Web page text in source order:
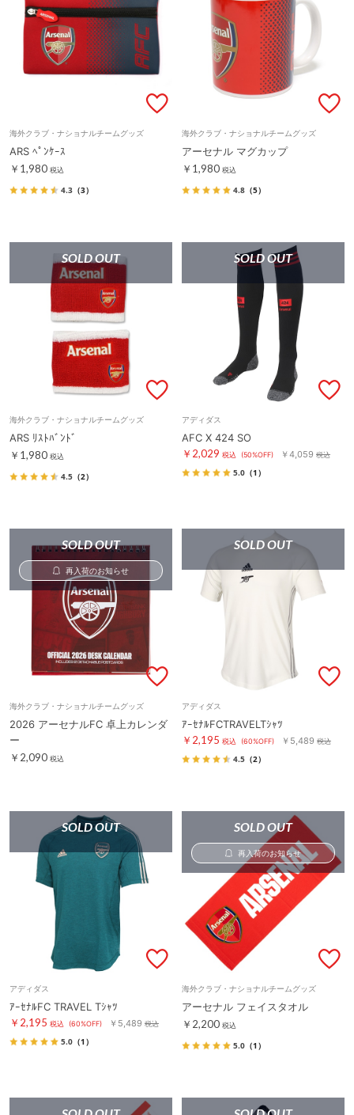
海外クラブ・ナショナルチームグッズ
ARS ﾍﾟﾝｹｰｽ
￥1,980 税込
4.3 （3）
海外クラブ・ナショナルチームグッズ
アーセナル マグカップ
￥1,980 税込
4.8 （5）
SOLD OUT
海外クラブ・ナショナルチームグッズ
ARS ﾘｽﾄﾊﾞﾝﾄﾞ
￥1,980 税込
4.5 （2）
SOLD OUT
アディダス
AFC X 424 SO
￥2,029 税込 (50%OFF) ￥4,059 税込
5.0 （1）
SOLD OUT
再入荷のお知らせ
海外クラブ・ナショナルチームグッズ
2026 アーセナルFC 卓上カレンダ
ー
￥2,090 税込
SOLD OUT
アディダス
ｱｰｾﾅﾙFCTRAVELTｼｬﾂ
￥2,195 税込 (60%OFF) ￥5,489 税込
4.5 （2）
SOLD OUT
アディダス
ｱｰｾﾅﾙFC TRAVEL Tｼｬﾂ
￥2,195 税込 (60%OFF) ￥5,489 税込
5.0 （1）
SOLD OUT
再入荷のお知らせ
海外クラブ・ナショナルチームグッズ
アーセナル フェイスタオル
￥2,200 税込
5.0 （1）